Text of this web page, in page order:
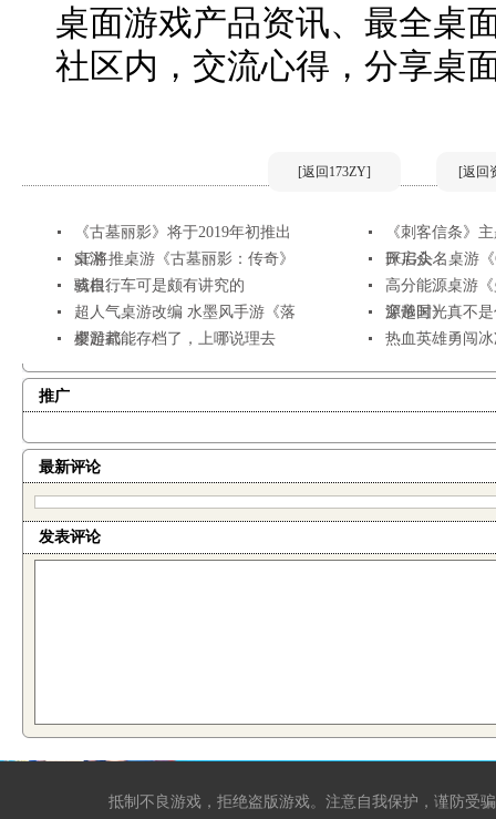
桌面游戏产品资讯、最全桌
社区内，交流心得，分享桌
[返回173ZY] [返回
《古墓丽影》将于2019年初推出
桌游
《刺客信条》
开启众...
SE将推桌游《古墓丽影：传奇》
或根...
BGG头名桌游
骑自行车可是颇有讲究的
高分能源桌游
源帝国》
超人气桌游改编 水墨风手游《落
樱起武...
穿越时光真不
桌游都能存档了，上哪说理去
热血英雄勇闯
推广
最新评论
发表评论
抵制不良游戏，拒绝盗版游戏。注意自我保护，谨防受